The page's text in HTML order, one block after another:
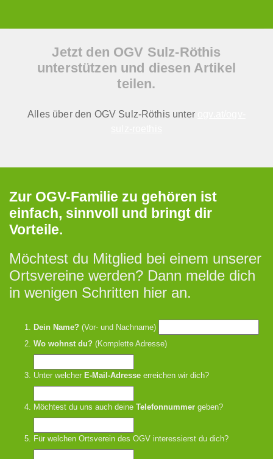
Jetzt den OGV Sulz-Röthis
unterstützen und diesen Artikel
teilen.
Alles über den OGV Sulz-Röthis unter
Zur OGV-Familie zu gehören ist
einfach, sinnvoll und bringt dir
Vorteile.
Möchtest du Mitglied bei einem unserer
Ortsvereine werden? Dann melde dich
in wenigen Schritten hier an.
Dein Name? (Vor- und Nachname)
Wo wohnst du? (Komplette Adresse)
Unter welcher E-Mail-Adresse erreichen wir dich?
Möchtest du uns auch deine Telefonnummer geben?
Für welchen Ortsverein des OGV interessierst du dich?